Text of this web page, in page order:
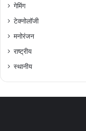
गेमिंग
टेक्नोलॉजी
मनोरंजन
राष्ट्रीय
स्थानीय